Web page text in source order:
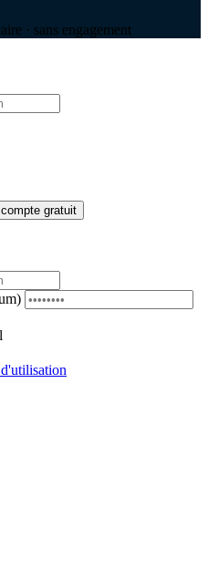
· sans engagement
gratuit